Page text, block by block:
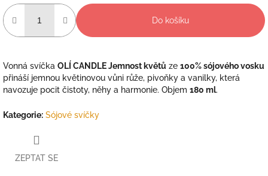
Do košíku
Vonná svíčka OLÍ CANDLE Jemnost květů ze 100% sójového vosku
přináší jemnou květinovou vůni růže, pivoňky a vanilky, která
navozuje pocit čistoty, něhy a harmonie. Objem 180 ml.
Kategorie: Sójové svíčky
ZEPTAT SE